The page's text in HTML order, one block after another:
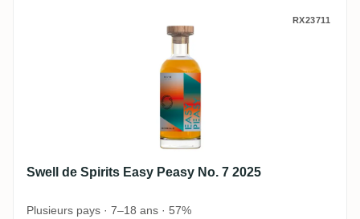
Swell de Spirits Easy Peasy No. 7 2025
RX23711
Swell de Spirits Easy Peasy No. 7 2025
Plusieurs pays · 7–18 ans · 57%